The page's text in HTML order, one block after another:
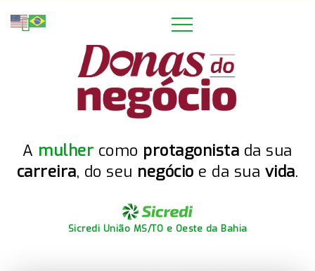
A mulher como protagonista da sua
carreira, do seu negócio e da sua vida.
Sicredi União MS/TO e Oeste da Bahia